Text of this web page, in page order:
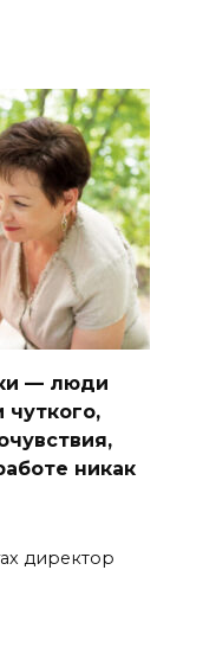
— люди
никак
директор